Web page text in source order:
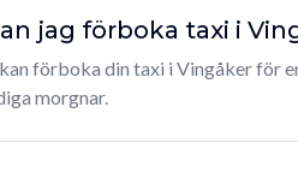
jag förboka taxi i
kan förboka din taxi i Vingåker för
morgnar.